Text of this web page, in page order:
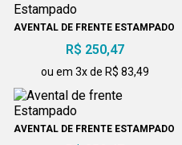
AVENTAL DE FRENTE ESTAMPADO
R$ 250,47
ou em 3x de R$ 83,49
AVENTAL DE FRENTE ESTAMPADO